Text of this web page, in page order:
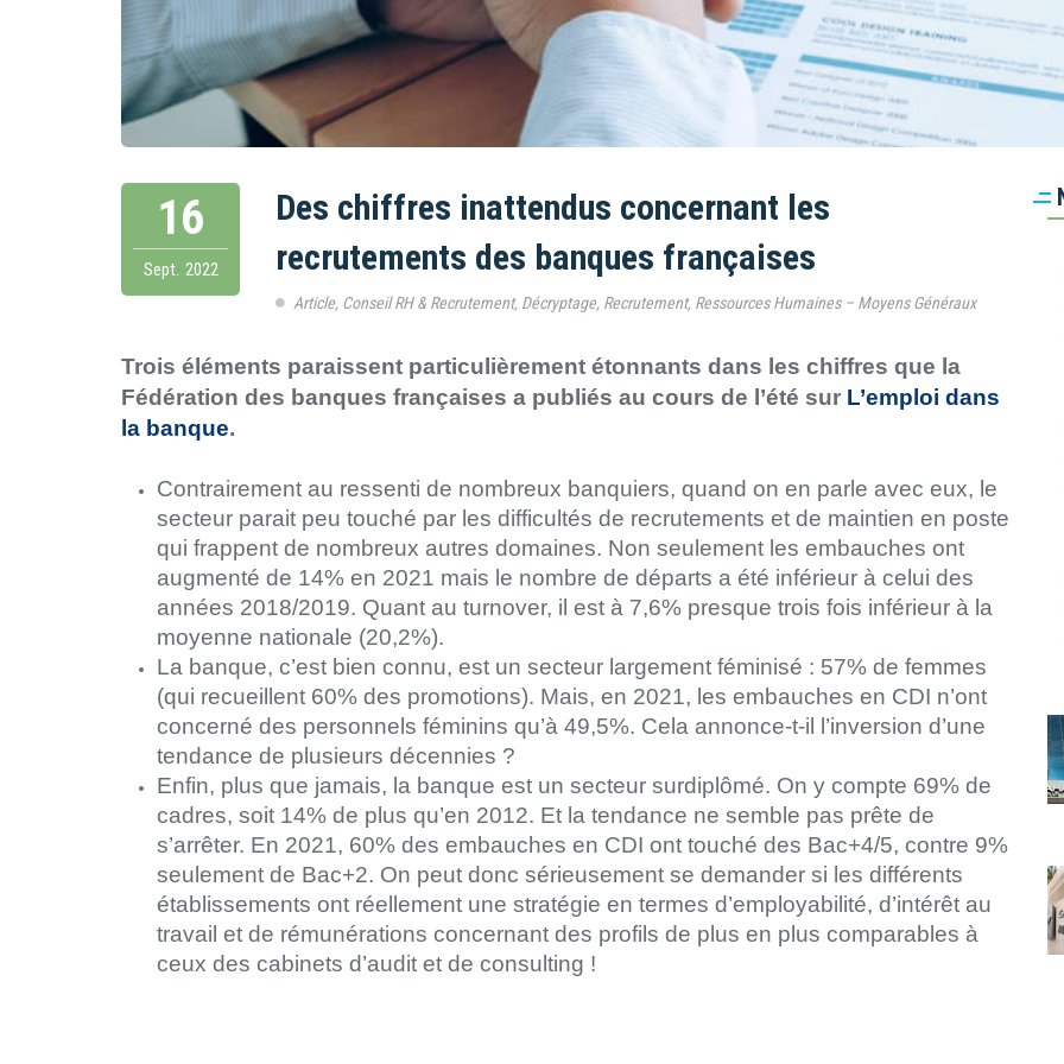
16
Sept. 2022
Des chiffres inattendus concernant les
recrutements des banques françaises
Article, Conseil RH & Recrutement, Décryptage, Recrutement, Ressources Humaines – Moyens Généraux
Trois éléments paraissent particulièrement étonnants dans les chiffres que la
Fédération des banques françaises a publiés au cours de l’été sur L’emploi dans
la banque.
Contrairement au ressenti de nombreux banquiers, quand on en parle avec eux, le
secteur parait peu touché par les difficultés de recrutements et de maintien en poste
qui frappent de nombreux autres domaines. Non seulement les embauches ont
augmenté de 14% en 2021 mais le nombre de départs a été inférieur à celui des
années 2018/2019. Quant au turnover, il est à 7,6% presque trois fois inférieur à la
moyenne nationale (20,2%).
La banque, c’est bien connu, est un secteur largement féminisé : 57% de femmes
(qui recueillent 60% des promotions). Mais, en 2021, les embauches en CDI n’ont
concerné des personnels féminins qu’à 49,5%. Cela annonce-t-il l’inversion d’une
tendance de plusieurs décennies ?
Enfin, plus que jamais, la banque est un secteur surdiplômé. On y compte 69% de
cadres, soit 14% de plus qu’en 2012. Et la tendance ne semble pas prête de
s’arrêter. En 2021, 60% des embauches en CDI ont touché des Bac+4/5, contre 9%
seulement de Bac+2. On peut donc sérieusement se demander si les différents
établissements ont réellement une stratégie en termes d’employabilité, d’intérêt au
travail et de rémunérations concernant des profils de plus en plus comparables à
ceux des cabinets d’audit et de consulting !